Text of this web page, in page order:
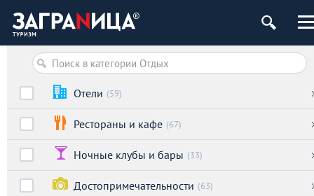
Отели (59)
Рестораны и кафе (67)
Ночные клубы и бары (33)
Достопримечательности (63)